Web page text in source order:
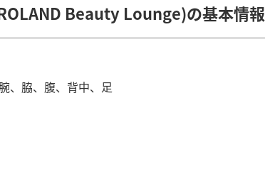
Beauty Lounge)の基本情報
、脇、腹、背中、足